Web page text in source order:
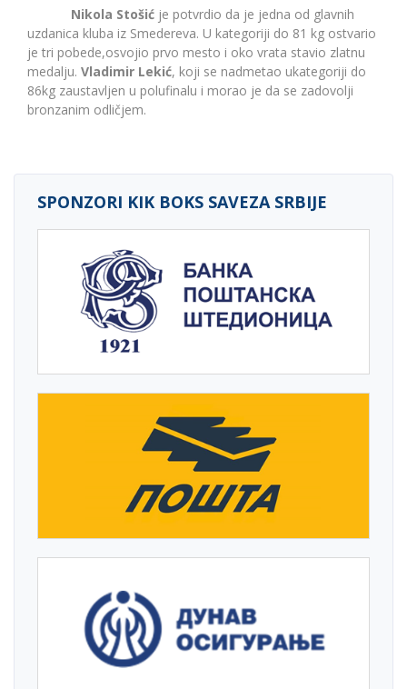
Nikola Stošić je potvrdio da je jedna od glavnih
uzdanica kluba iz Smedereva. U kategoriji do 81 kg ostvario
je tri pobede,osvojio prvo mesto i oko vrata stavio zlatnu
medalju. Vladimir Lekić, koji se nadmetao ukategoriji do
86kg zaustavljen u polufinalu i morao je da se zadovolji
bronzanim odličjem.
SPONZORI KIK BOKS SAVEZA SRBIJE